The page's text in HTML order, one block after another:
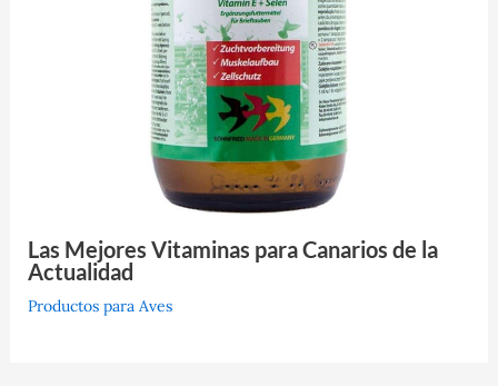
Las Mejores Vitaminas para Canarios de la
Actualidad
Productos para Aves